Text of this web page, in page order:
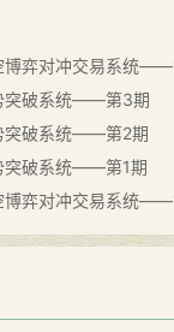
博弈对冲交易系统
突破系统——第3期
突破系统——第2期
突破系统——第1期
博弈对冲交易系统